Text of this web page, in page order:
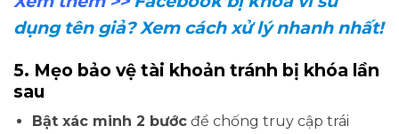
dụng tên giả? Xem cách xử lý nhanh nhất!
5. Mẹo bảo vệ tài khoản tránh bị khóa lần
sau
Bật xác minh 2 bướcđể chống truy cập trái